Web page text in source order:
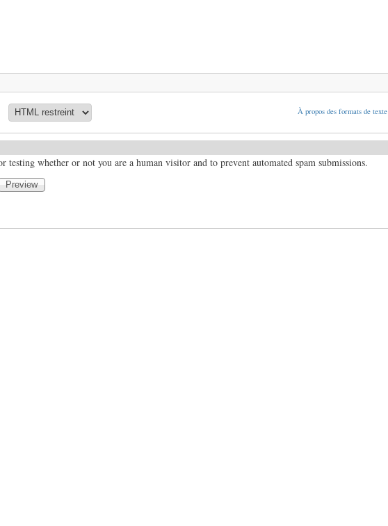
À propos des formats de texte
testing whether or not you are a human visitor and to prevent automated spam submissions.